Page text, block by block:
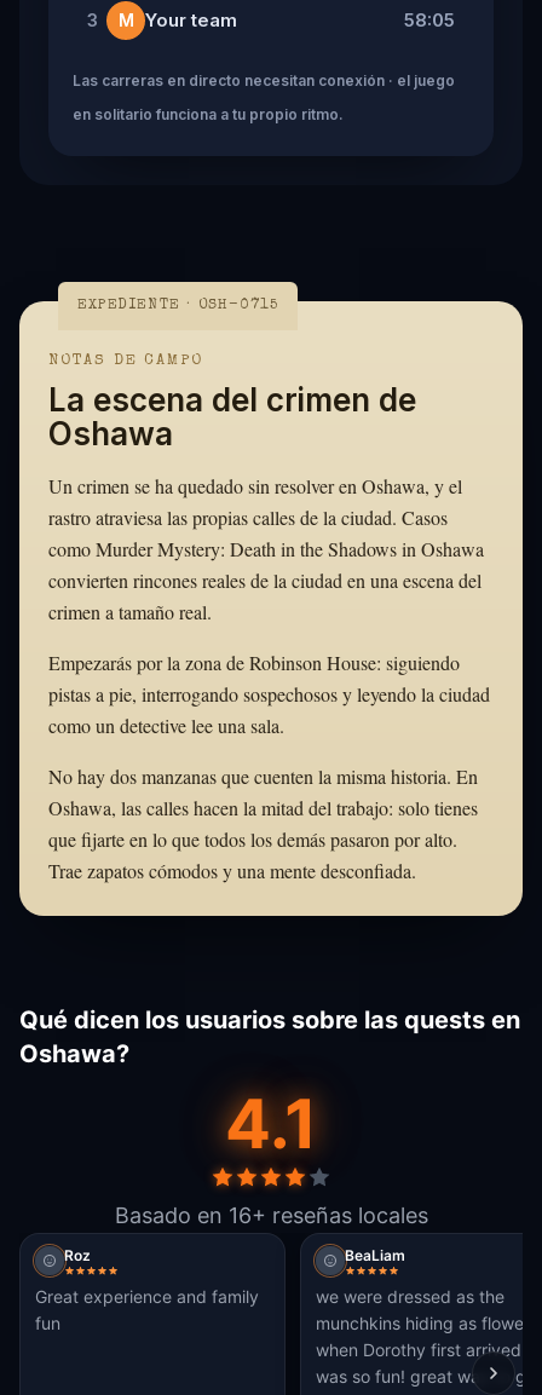
3 M Your team 58:05
Las carreras en directo necesitan conexión · el juego
en solitario funciona a tu propio ritmo.
EXPEDIENTE · OSH-0715
NOTAS DE CAMPO
La escena del crimen de
Oshawa
Un crimen se ha quedado sin resolver en Oshawa, y el
rastro atraviesa las propias calles de la ciudad. Casos
como Murder Mystery: Death in the Shadows in Oshawa
convierten rincones reales de la ciudad en una escena del
crimen a tamaño real.
Empezarás por la zona de Robinson House: siguiendo
pistas a pie, interrogando sospechosos y leyendo la ciudad
como un detective lee una sala.
No hay dos manzanas que cuenten la misma historia. En
Oshawa, las calles hacen la mitad del trabajo: solo tienes
que fijarte en lo que todos los demás pasaron por alto.
Trae zapatos cómodos y una mente desconfiada.
Qué dicen los usuarios sobre las quests en
Oshawa?
4.1
Basado en 16+ reseñas locales
Roz
Great experience and family
fun
BeaLiam
we were dressed as the
munchkins hiding as flowers
when Dorothy first arrived. it
was so fun! great way to get